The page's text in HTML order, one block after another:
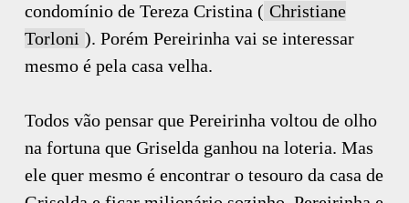
condomínio de Tereza Cristina ( Christiane
Torloni ). Porém Pereirinha vai se interessar
mesmo é pela casa velha.
Todos vão pensar que Pereirinha voltou de olho
na fortuna que Griselda ganhou na loteria. Mas
ele quer mesmo é encontrar o tesouro da casa de